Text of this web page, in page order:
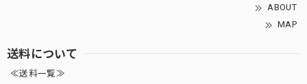
ABOUT
MAP
送料について
≪送料一覧≫